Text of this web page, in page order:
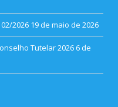
02/2026 19 de maio de 2026
Tutelar 2026 6 de